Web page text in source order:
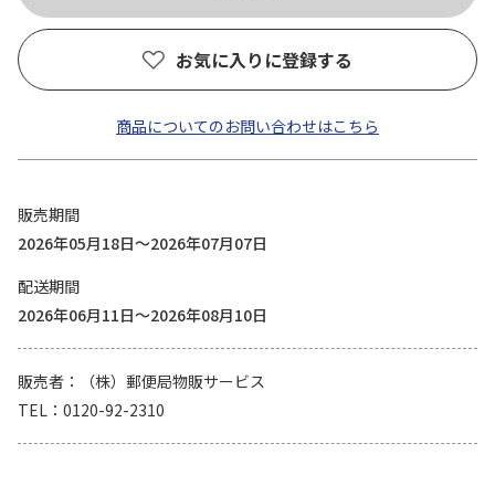
お気に入りに登録する
商品についてのお問い合わせはこちら
販売期間
2026年05月18日～2026年07月07日
配送期間
2026年06月11日～2026年08月10日
販売者
（株）郵便局物販サービス
TEL
0120-92-2310